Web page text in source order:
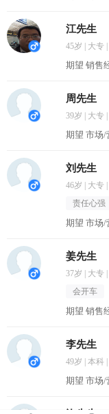
江先生
45岁 | 大专
期望 销售
周先生
39岁 | 大专
期望 市场/
刘先生
46岁 | 大专
责任心强
姜先生
37岁 | 大专
会开车
期望 销售
李先生
49岁 | 本科
期望 市场/